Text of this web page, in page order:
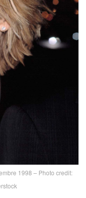
1998 – Photo credit: